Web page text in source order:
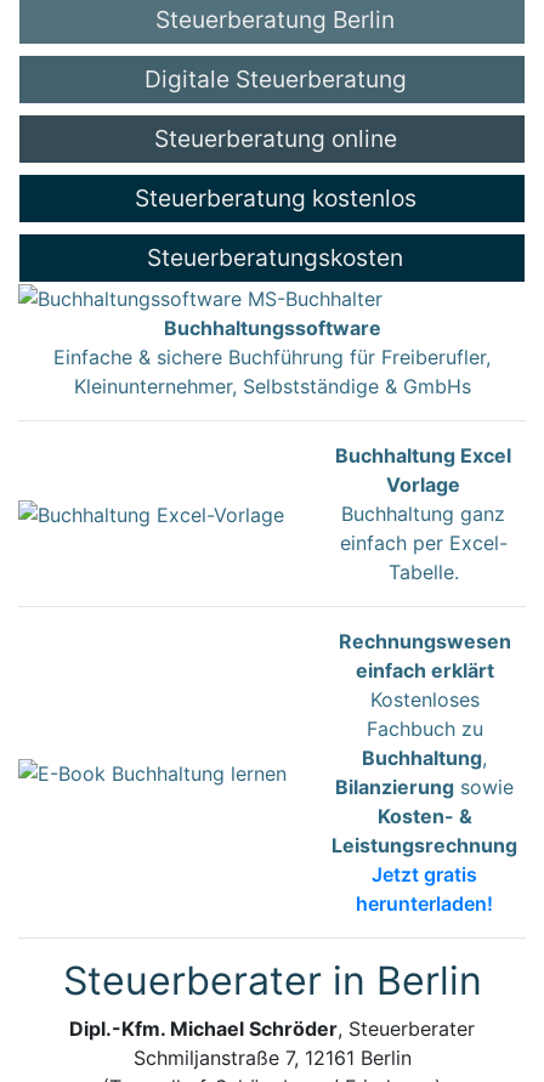
Steuerberatung Berlin
Digitale Steuerberatung
Steuerberatung online
Steuerberatung kostenlos
Steuerberatungskosten
Buchhaltungssoftware
Einfache & sichere Buchführung für Freiberufler,
Kleinunternehmer, Selbstständige & GmbHs
Buchhaltung Excel
Vorlage
Buchhaltung ganz
einfach per Excel-
Tabelle.
Rechnungswesen
einfach erklärt
Kostenloses
Fachbuch zu
Buchhaltung,
Bilanzierung sowie
Kosten- &
Leistungsrechnung
Jetzt gratis
herunterladen!
Steuerberater in Berlin
Dipl.-Kfm. Michael Schröder, Steuerberater
Schmiljanstraße 7, 12161 Berlin